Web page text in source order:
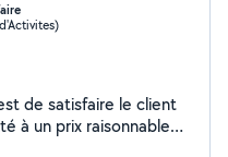
à un prix raisonnable